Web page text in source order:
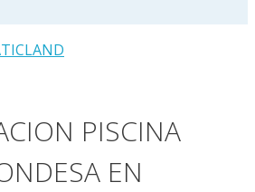
PISCINA
EN